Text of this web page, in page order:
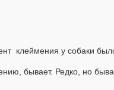
клеймения у собаки
бывает. Редко, но